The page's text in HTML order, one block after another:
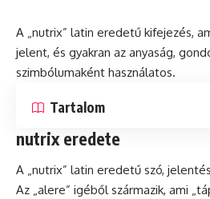
A „nutrix” latin eredetű kifejezés,
jelent, és gyakran az anyaság,
szimbólumaként használatos.
Tartalom
nutrix eredete
A „nutrix” latin eredetű szó,
Az „alere” igéből származik, ami